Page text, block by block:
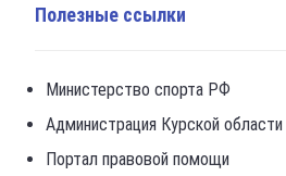
Полезные ссылки
Министерство спорта РФ
Администрация Курской области
Портал правовой помощи